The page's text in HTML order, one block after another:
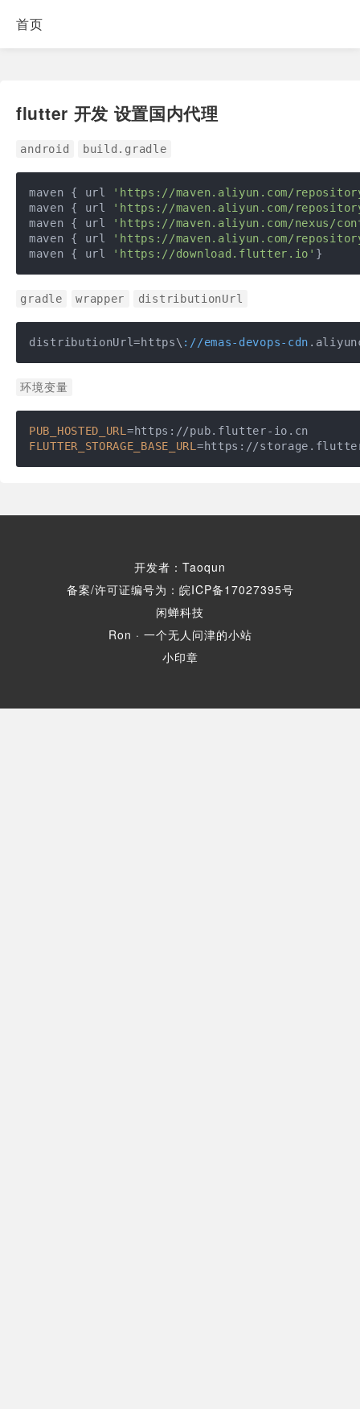
首页
flutter 开发 设置国内代理
android build.gradle
maven { url
'https://maven.aliyun.com/
maven { url
'https://maven.aliyun.com/
maven { url
'https://maven.aliyun.com/nexus/
maven { url
'https://maven.aliyun.com/
maven { url
'https://download.flutter.io' }
gradle wrapper distributionUrl
distributionUrl=https\ ://emas-devops-cdn
环境变量
PUB_HOSTED_URL
FLUTTER_STORAGE_BASE_URL =https://
开发者：Taoqun
备案/许可证编号为：皖ICP备17027395号
闲蝉科技
Ron · 一个无人问津的小站
小印章